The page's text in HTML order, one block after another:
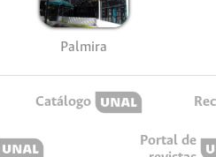
Palmira
Catálogo
Portal de